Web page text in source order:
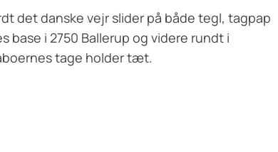
det danske vejr slider på både tegl, tagpap
base i 2750 Ballerup og videre rundt i
tage holder tæt.